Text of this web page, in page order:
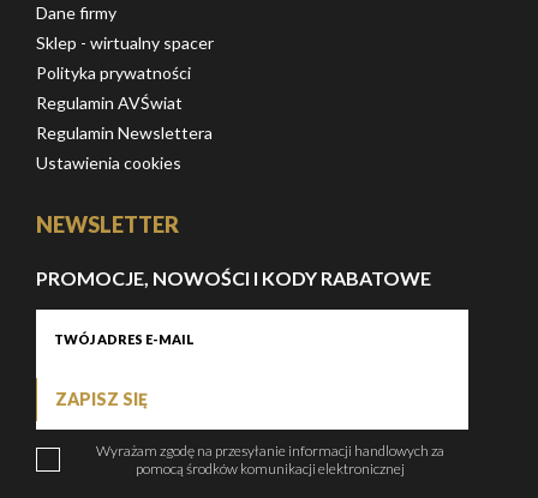
Dane firmy
Sklep - wirtualny spacer
Polityka prywatności
Regulamin AVŚwiat
Regulamin Newslettera
Ustawienia cookies
NEWSLETTER
PROMOCJE, NOWOŚCI I KODY RABATOWE
ZAPISZ SIĘ
Wyrażam zgodę na przesyłanie informacji handlowych za
pomocą środków komunikacji elektronicznej